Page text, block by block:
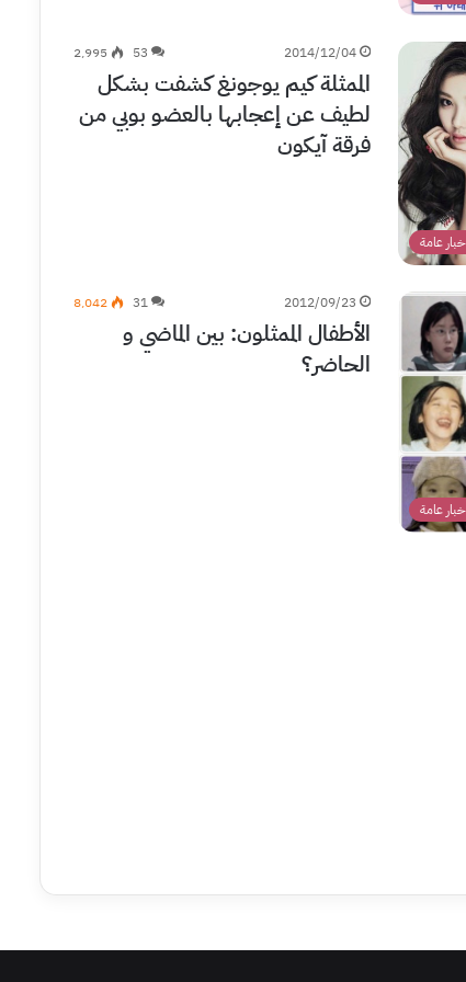
عامة
2014/12/04
53 2٬995
الممثلة كيم يوجونغ كشفت بشكل
لطيف عن إعجابها بالعضو بوبي من
فرقة آيكون
عامة
2012/09/23
31 8٬042
الأطفال الممثلون: بين الماضي و
الحاضر؟